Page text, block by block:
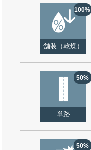
100%
舗装（乾燥）
50%
単路
50%